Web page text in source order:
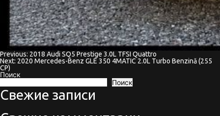
Навигация
по
записям
Previous: 2018 Audi SQ5 Prestige 3.0L TFSI Quattro
Next: 2020 Mercedes-Benz GLE 350 4MATIC 2.0L Turbo Benzină (255
CP)
Поиск
Поиск
Свежие записи